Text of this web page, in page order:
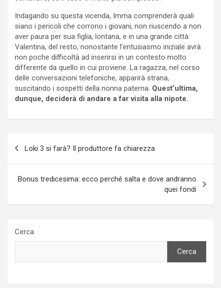
Indagando su questa vicenda, Imma comprenderà quali
siano i pericoli che corrono i giovani, non riuscendo a non
aver paura per sua figlia, lontana, e in una grande città.
Valentina, del resto, nonostante l’entusiasmo iniziale avrà
non poche difficoltà ad inserirsi in un contesto molto
differente da quello in cui proviene. La ragazza, nel corso
delle conversazioni telefoniche, apparirà strana,
suscitando i sospetti della nonna paterna. Quest’ultima,
dunque, deciderà di andare a far visita alla nipote.
Loki 3 si farà? Il produttore fa chiarezza
Bonus tredicesima: ecco perché salta e dove andranno
quei fondi
Cerca
Cerca